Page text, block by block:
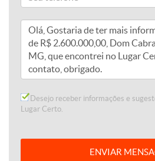
Desejo receber informações e
Lugar Certo.
ENVIAR